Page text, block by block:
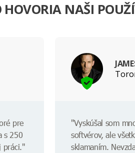
HOVORIA NAŠI
pre
s 250
práci."
"Vyskúšal som
softvérov, ale
sklamaním.